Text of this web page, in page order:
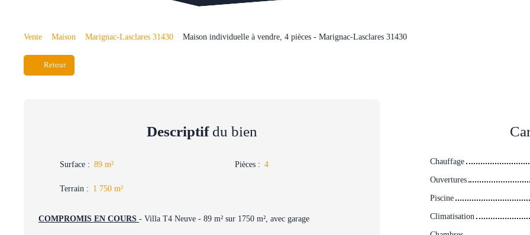
Vente Maison Marignac-Lasclares 31430 Maison individuelle à vendre, 4 pièces - Marignac-Lasclares 31430
Retour
Descriptifdu bien
Surface : 89 m² Pièces : 4
Terrain : 1 750 m²
COMPROMIS EN COURS - Villa T4 Neuve - 89 m² sur 1750 m², avec garage
Chauffage
Ouvertures
Piscine
Climatisation